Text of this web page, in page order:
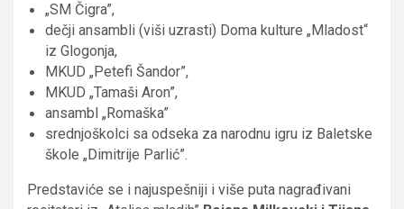
„SM Čigra”,
dečji ansambli (viši uzrasti) Doma kulture „Mladost“
iz Glogonja,
MKUD „Petefi Šandor”,
MKUD „Tamaši Aron”,
ansambl „Romaška”
srednjoškolci sa odseka za narodnu igru iz Baletske
škole „Dimitrije Parlić”.
Predstaviće se i najuspešniji i više puta nagrađivani